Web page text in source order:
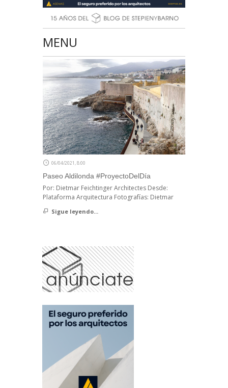
MENU
06/04/2021, 8:00
Paseo Aldilonda #ProyectoDelDía
Por: Dietmar Feichtinger Architectes Desde:
Plataforma Arquitectura Fotografías: Dietmar
Sigue leyendo...